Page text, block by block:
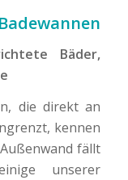
Bäder,
die direkt an
kennen
fällt
unserer